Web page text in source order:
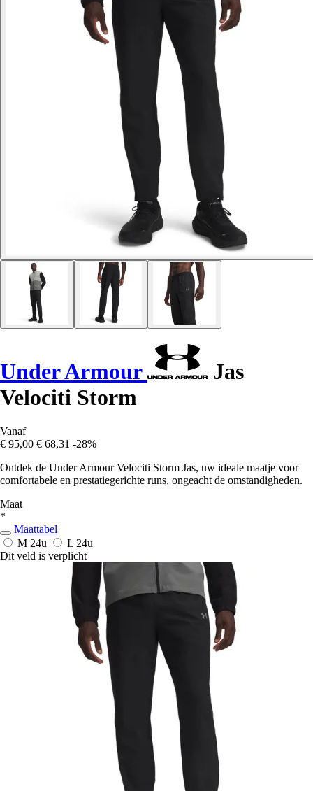
Under Armour
Jas
Velociti Storm
Vanaf
€ 95,00 € 68,31 -28%
Ontdek de Under Armour Velociti Storm Jas, uw ideale maatje voor
comfortabele en prestatiegerichte runs, ongeacht de omstandigheden.
Maat
*
Maattabel
M 24u L 24u
Dit veld is verplicht